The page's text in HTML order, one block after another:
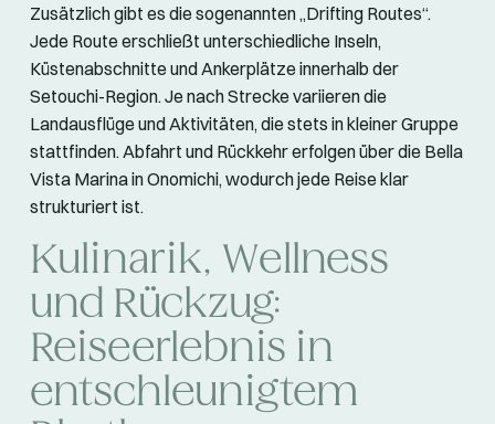
Zusätzlich gibt es die sogenannten „Drifting Routes“.
Jede Route erschließt unterschiedliche Inseln,
Küstenabschnitte und Ankerplätze innerhalb der
Setouchi-Region. Je nach Strecke variieren die
Landausflüge und Aktivitäten, die stets in kleiner Gruppe
stattfinden. Abfahrt und Rückkehr erfolgen über die Bella
Vista Marina in Onomichi, wodurch jede Reise klar
strukturiert ist.
Kulinarik, Wellness
und Rückzug:
Reiseerlebnis in
entschleunigtem